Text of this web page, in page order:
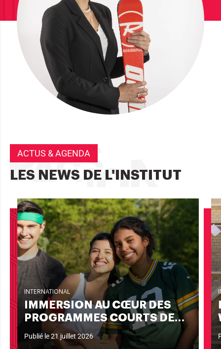
ACTUS & AGENDA
LES NEWS DE L'INSTITUT
INTERNATIONAL
IMMERSION AU CŒUR DES
PROGRAMMES COURTS DE
L’INSTITUT LYFE
Publié le 21 juillet 2026